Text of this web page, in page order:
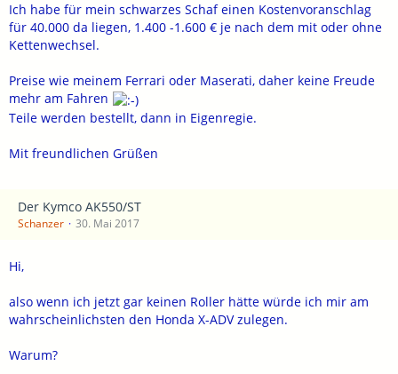
Ich habe für mein schwarzes Schaf einen Kostenvoranschlag
für 40.000 da liegen, 1.400 -1.600 € je nach dem mit oder ohne
Kettenwechsel.
Preise wie meinem Ferrari oder Maserati, daher keine Freude
mehr am Fahren
Teile werden bestellt, dann in Eigenregie.
Mit freundlichen Grüßen
Der Kymco AK550/ST
Schanzer 30. Mai 2017
Hi,
also wenn ich jetzt gar keinen Roller hätte würde ich mir am
wahrscheinlichsten den Honda X-ADV zulegen.
Warum?